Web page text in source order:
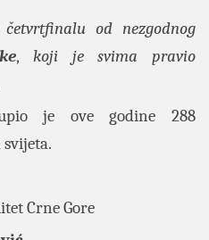
od nezgodnog
,koji je svima pravio
je ove godine 288
Crne Gore